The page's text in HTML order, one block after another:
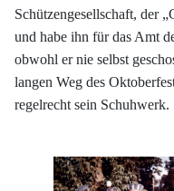
Schützengesellschaft, der
und habe ihn für das Amt
obwohl er nie selbst
langen Weg des
regelrecht sein Schuhwerk.